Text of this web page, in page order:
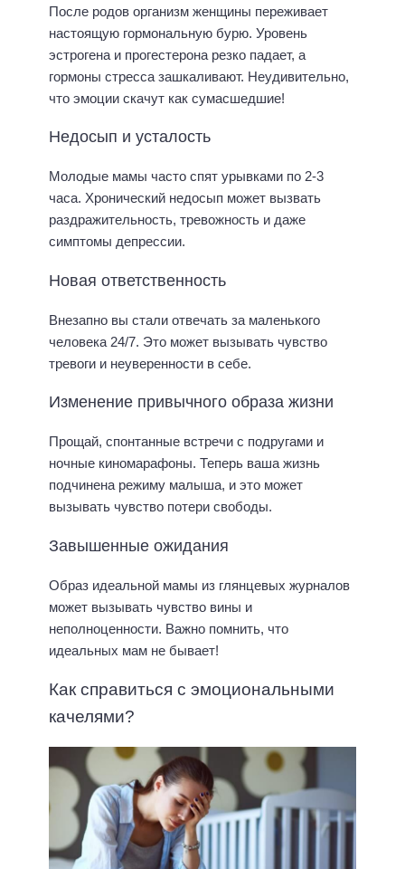
После родов организм женщины переживает
настоящую гормональную бурю. Уровень
эстрогена и прогестерона резко падает, а
гормоны стресса зашкаливают. Неудивительно,
что эмоции скачут как сумасшедшие!
Недосып и усталость
Молодые мамы часто спят урывками по 2-3
часа. Хронический недосып может вызвать
раздражительность, тревожность и даже
симптомы депрессии.
Новая ответственность
Внезапно вы стали отвечать за маленького
человека 24/7. Это может вызывать чувство
тревоги и неуверенности в себе.
Изменение привычного образа жизни
Прощай, спонтанные встречи с подругами и
ночные киномарафоны. Теперь ваша жизнь
подчинена режиму малыша, и это может
вызывать чувство потери свободы.
Завышенные ожидания
Образ идеальной мамы из глянцевых журналов
может вызывать чувство вины и
неполноценности. Важно помнить, что
идеальных мам не бывает!
Как справиться с эмоциональными
качелями?